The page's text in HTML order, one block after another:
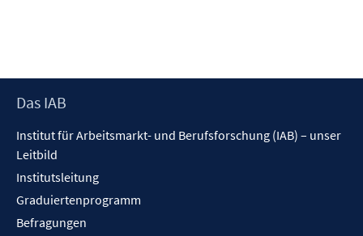
Footer
Das IAB
Institut für Arbeitsmarkt- und Berufsforschung (IAB) – unser
Leitbild
Institutsleitung
Graduiertenprogramm
Befragungen